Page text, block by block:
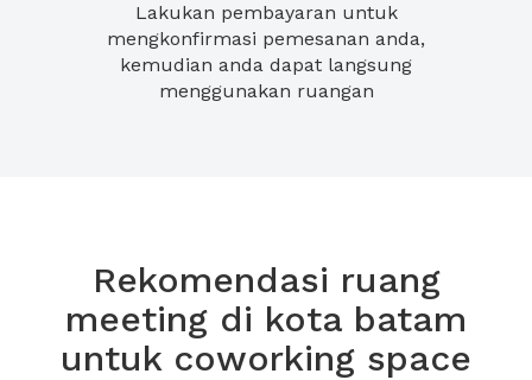
Lakukan pembayaran untuk
mengkonfirmasi pemesanan anda,
kemudian anda dapat langsung
menggunakan ruangan
Rekomendasi ruang
meeting di kota batam
untuk coworking space